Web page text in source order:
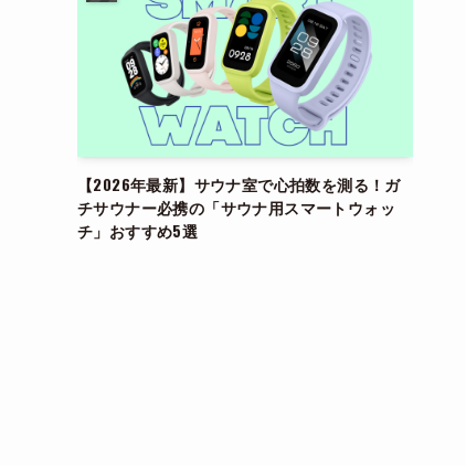
【2026年最新】サウナ室で心拍数を測る！ガ
チサウナー必携の「サウナ用スマートウォッ
チ」おすすめ5選